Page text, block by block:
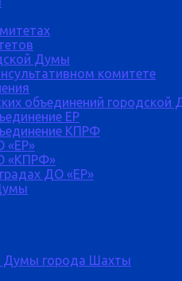
Думы
комитете
объединений городской
ЕР
КПРФ
«ЕР»
«КПРФ»
ДО «ЕР»
Думы города Шахты